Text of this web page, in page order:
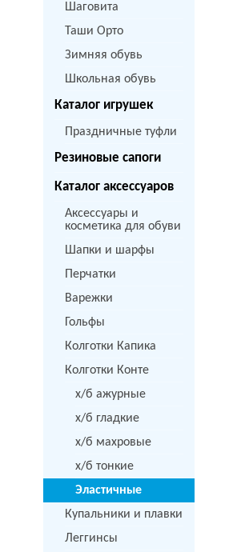
Шаговита
Таши Орто
Зимняя обувь
Школьная обувь
Каталог игрушек
Праздничные туфли
Резиновые сапоги
Каталог аксессуаров
Аксессуары и
косметика для обуви
Шапки и шарфы
Перчатки
Варежки
Гольфы
Колготки Капика
Колготки Конте
х/б ажурные
х/б гладкие
х/б махровые
х/б тонкие
Эластичные
Купальники и плавки
Леггинсы